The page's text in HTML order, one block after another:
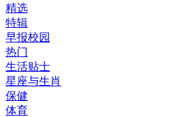
精选
特辑
早报校园
热门
生活贴士
星座与生肖
保健
体育